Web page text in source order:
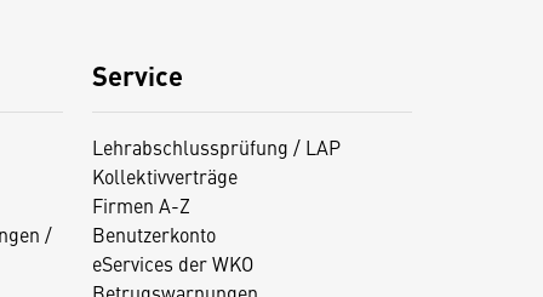
/
Service
Lehrabschlussprüfung / LAP
Kollektivverträge
Firmen A-Z
Benutzerkonto
eServices der WKO
Betrugswarnungen